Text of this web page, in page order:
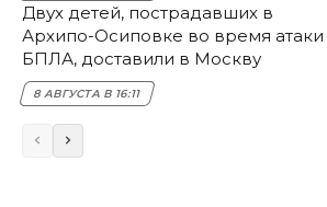
Двух детей, пострадавших в
Архипо-Осиповке во время атаки
БПЛА, доставили в Москву
8 АВГУСТА В 16:11